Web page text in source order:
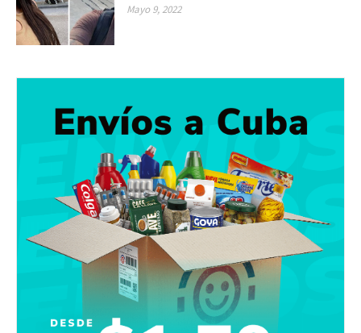
Mayo 9, 2022